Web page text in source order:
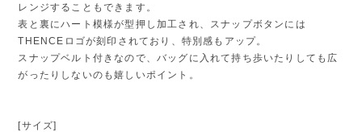
レンジすることもできます。
表と裏にハート模様が型押し加工され、スナップボタンには
THENCEロゴが刻印されており、特別感もアップ。
スナップベルト付きなので、バッグに入れて持ち歩いたりしても広
がったりしないのも嬉しいポイント。
[サイズ]